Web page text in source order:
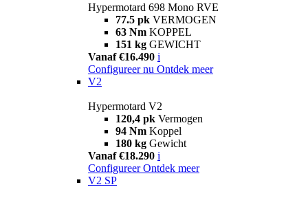
Hypermotard 698 Mono RVE
77.5 pk VERMOGEN
63 Nm KOPPEL
151 kg GEWICHT
Vanaf €16.490 i
Configureer nu Ontdek meer
V2
Hypermotard V2
120,4 pk Vermogen
94 Nm Koppel
180 kg Gewicht
Vanaf €18.290 i
Configureer Ontdek meer
V2 SP